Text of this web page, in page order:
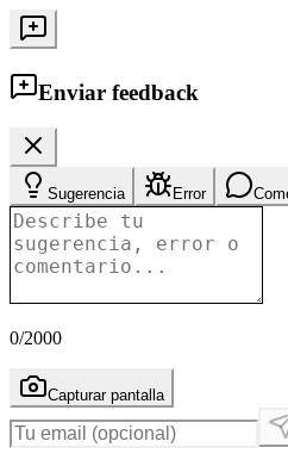
Enviar feedback
Sugerencia Error
0/2000
Capturar pantalla